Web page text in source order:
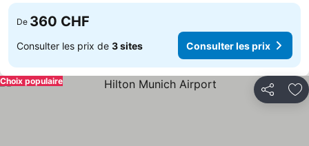
De 360 CHF
Consulter les prix de 3 sites Consulter les prix
Partager
Choix populaire